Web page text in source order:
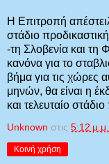
Η Επιτροπή
στάδιο
-τη Σλοβενία και τη
κανόνα για το
βήμα για τις χώρες
μηνών, θα είναι η
και τελευταίο
Unknown στις 5:12 μ.μ.
Κοινή χρήση